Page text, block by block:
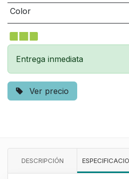
Color
Entrega inmediata
Ver precio
DESCRIPCIÓN